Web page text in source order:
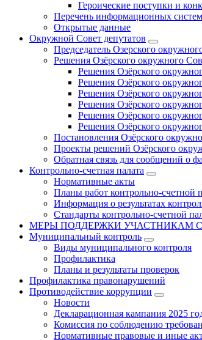
Героические поступки и
Перечень информационных систем
Открытые данные
Окружной Совет депутатов
Председатель Озерского
Решения Озёрского окружного
Решения Озёрского
Решения Озёрского
Решения Озёрского
Решения Озёрского
Решения Озёрского
Решения Озёрского
Постановления Озёрского
Проекты решений Озёрского
Обратная связь для сообщений о
Контрольно-счетная палата
Нормативные акты
Планы работ контрольно-счетной
Информация о результатах
Стандарты контрольно-счетной
МЕРЫ ПОДДЕРЖКИ УЧАСТНИКАМ
Муниципальный контроль
Виды муниципального контроля
Профилактика
Планы и результаты проверок
Профилактика правонарушений
Противодействие коррупции
Новости
Декларационная кампания 2025
Комиссия по соблюдению
Нормативные правовые и иные